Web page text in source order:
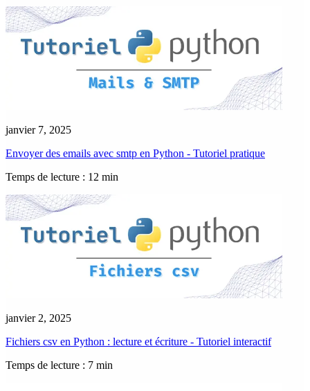
janvier 7, 2025
Envoyer des emails avec smtp en Python - Tutoriel pratique
Temps de lecture : 12 min
janvier 2, 2025
Fichiers csv en Python : lecture et écriture - Tutoriel interactif
Temps de lecture : 7 min